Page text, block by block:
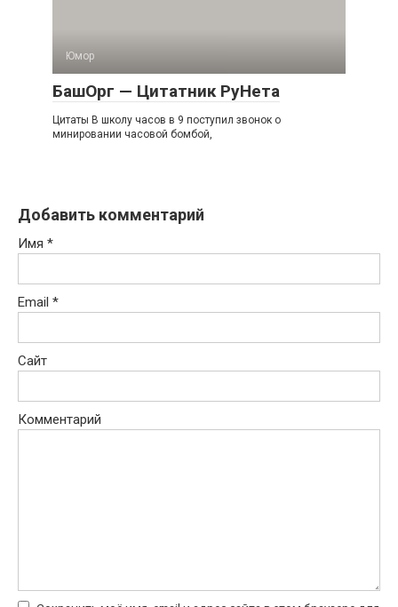
Юмор
БашОрг — Цитатник РуНета
Цитаты В школу часов в 9 поступил звонок о
минировании часовой бомбой,
Добавить комментарий
Имя *
Email *
Сайт
Комментарий